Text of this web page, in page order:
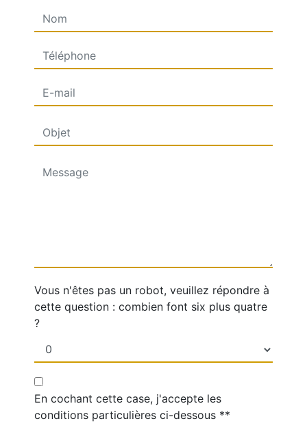
Vous n'êtes pas un robot, veuillez répondre à
cette question : combien font six plus quatre
?
En cochant cette case, j'accepte les
conditions particulières ci-dessous **